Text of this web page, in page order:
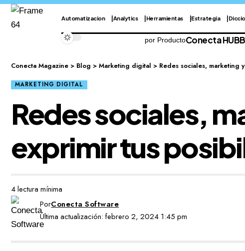
Automatizacion Analytics Herramientas Estrategia
por ProductoConecta HUB
Conecta Magazine > Blog > Marketing digital > Redes sociales, marketing
MARKETING DIGITAL
Redes sociales,
exprimir tus
Última actualización: febrero 2, 2024 1:45 pm
PorConecta Software
4 lectura mínima